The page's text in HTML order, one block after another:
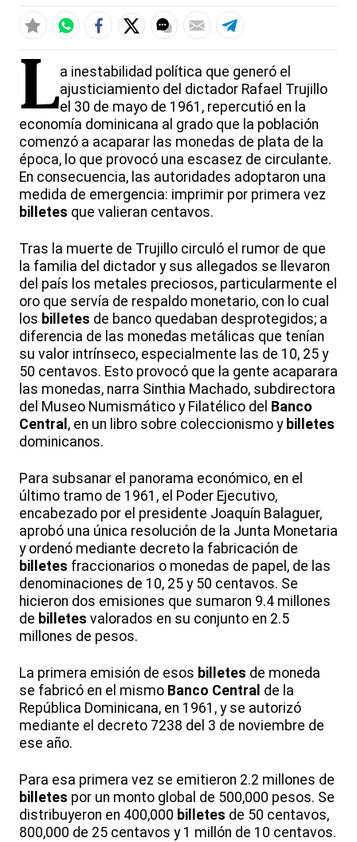
La inestabilidad política que generó el
ajusticiamiento del dictador Rafael Trujillo
el 30 de mayo de 1961, repercutió en la
economía dominicana al grado que la población
comenzó a acaparar las monedas de plata de la
época, lo que provocó una escasez de circulante.
En consecuencia, las autoridades adoptaron una
medida de emergencia: imprimir por primera vez
billetes que valieran centavos.
Tras la muerte de Trujillo circuló el rumor de que
la familia del dictador y sus allegados se llevaron
del país los metales preciosos, particularmente el
oro que servía de respaldo monetario, con lo cual
los billetes de banco quedaban desprotegidos; a
diferencia de las monedas metálicas que tenían
su valor intrínseco, especialmente las de 10, 25 y
50 centavos. Esto provocó que la gente acaparara
las monedas, narra Sinthia Machado, subdirectora
del Museo Numismático y Filatélico del Banco
Central , en un libro sobre coleccionismo y billetes
dominicanos.
Para subsanar el panorama económico, en el
último tramo de 1961, el Poder Ejecutivo,
encabezado por el presidente Joaquín Balaguer,
aprobó una única resolución de la Junta Monetaria
y ordenó mediante decreto la fabricación de
billetes fraccionarios o monedas de papel, de las
denominaciones de 10, 25 y 50 centavos. Se
hicieron dos emisiones que sumaron 9.4 millones
de billetes valorados en su conjunto en 2.5
millones de pesos.
La primera emisión de esos billetes de moneda
se fabricó en el mismo Banco Central de la
República Dominicana, en 1961, y se autorizó
mediante el decreto 7238 del 3 de noviembre de
ese año.
Para esa primera vez se emitieron 2.2 millones de
billetes por un monto global de 500,000 pesos. Se
distribuyeron en 400,000 billetes de 50 centavos,
800,000 de 25 centavos y 1 millón de 10 centavos.